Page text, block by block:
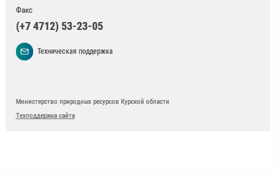
Факс
(+7 4712) 53-23-05
Техническая поддержка
Министерство природных ресурсов Курской области
Техподдержка сайта